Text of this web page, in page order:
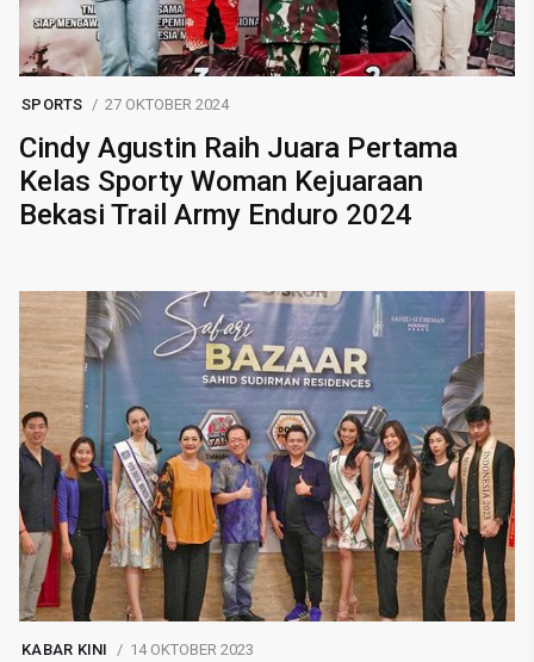
SPORTS 27 OKTOBER 2024
Cindy Agustin Raih Juara Pertama
Kelas Sporty Woman Kejuaraan
Bekasi Trail Army Enduro 2024
KABAR KINI 14 OKTOBER 2023